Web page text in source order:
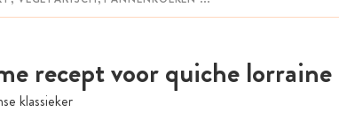
recept voor quiche lorraine
klassieker